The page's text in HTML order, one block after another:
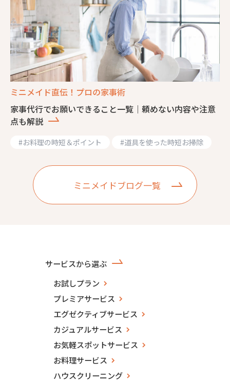
ミニメイド直伝！プロの家事術
家事代行でお願いできること一覧｜頼めない内容や注意
点も解説
#お料理の時短＆ポイント #道具を使った時短お掃除
ミニメイドブログ一覧
サービスから選ぶ
お試しプラン
プレミアサービス
エグゼクティブサービス
カジュアルサービス
お気軽スポットサービス
お料理サービス
ハウスクリーニング